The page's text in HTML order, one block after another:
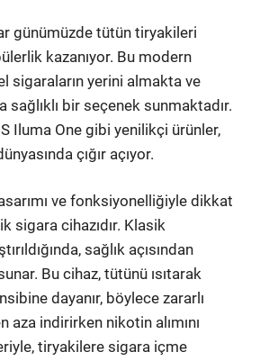
günümüzde tütün tiryakileri
kazanıyor. Bu modern
sigaraların yerini almakta ve
sağlıklı bir seçenek sunmaktadır.
Iluma One gibi yenilikçi ürünler,
çığır açıyor.
ve fonksiyonelliğiyle dikkat
sigara cihazıdır. Klasik
sağlık açısından
Bu cihaz, tütünü ısıtarak
dayanır, böylece zararlı
aza indirirken nikotin alımını
tiryakilere sigara içme